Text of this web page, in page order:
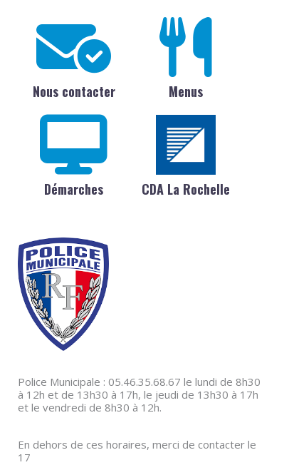
Nous contacter Menus
Démarches CDA La Rochelle
Police Municipale : 05.46.35.68.67 le lundi de 8h30
à 12h et de 13h30 à 17h, le jeudi de 13h30 à 17h
et le vendredi de 8h30 à 12h.
En dehors de ces horaires, merci de contacter le
17